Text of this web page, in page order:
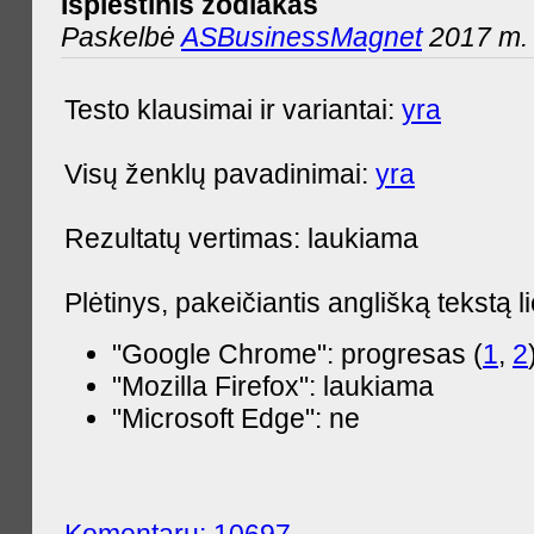
PaskelbėASBusinessMagnet2017 m.
Testo klausimai ir variantai: yra
Visų ženklų pavadinimai: yra
Rezultatų vertimas: laukiama
Plėtinys, pakeičiantis anglišką tekstą
"Google Chrome": progresas (1, 2
"Mozilla Firefox": laukiama
"Microsoft Edge": ne